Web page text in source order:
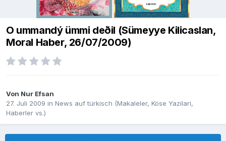
O ummandý ümmi deðil (Sümeyye Kilicaslan,
Moral Haber, 26/07/2009)
Von Nur Efsan
27. Juli 2009 in News auf türkisch (Makaleler, Köse Yazilari,
Haberler vs.)